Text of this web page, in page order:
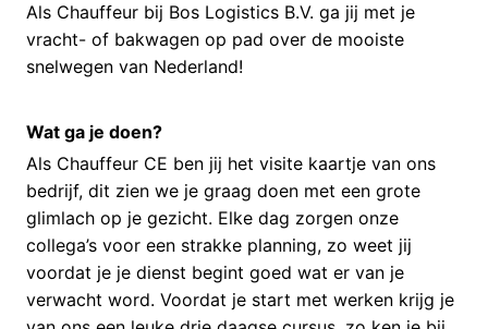
Als Chauffeur bij Bos Logistics B.V. ga jij met je
vracht- of bakwagen op pad over de mooiste
snelwegen van Nederland!
Wat ga je doen?
Als Chauffeur CE ben jij het visite kaartje van ons
bedrijf, dit zien we je graag doen met een grote
glimlach op je gezicht. Elke dag zorgen onze
collega’s voor een strakke planning, zo weet jij
voordat je je dienst begint goed wat er van je
verwacht word. Voordat je start met werken krijg je